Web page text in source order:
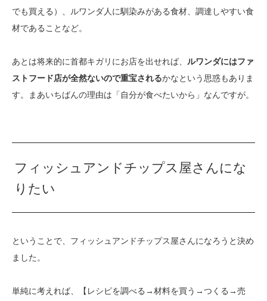
でも買える）、ルワンダ人に馴染みがある食材、調達しやすい食
材であることなど。
あとは将来的に首都キガリにお店を出せれば、 ルワンダにはファ
ストフード店が全然ないので重宝されるかなという思惑もありま
す。まあいちばんの理由は「自分が食べたいから」なんですが。
フィッシュアンドチップス屋さんにな
りたい
ということで、フィッシュアンドチップス屋さんになろうと決め
ました。
単純に考えれば、【レシピを調べる→材料を買う→つくる→売